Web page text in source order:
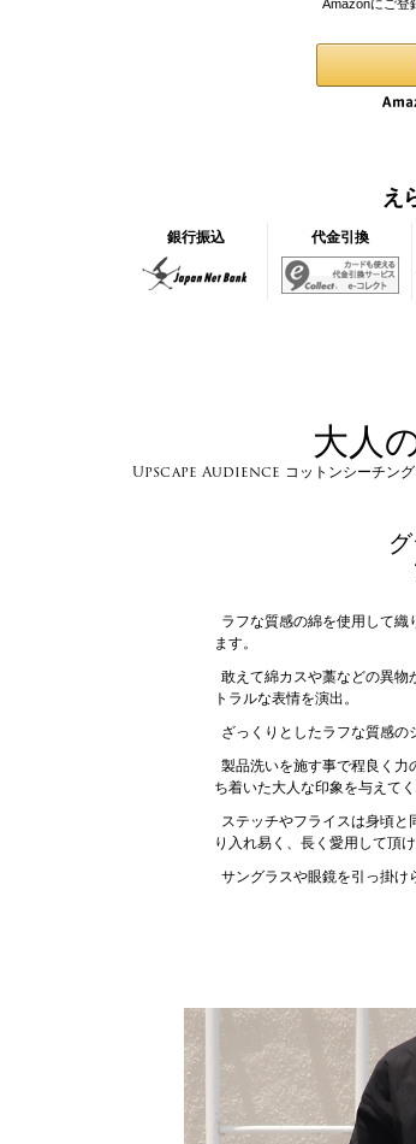
Amazonにご登
え
銀行振込 代金引換
大人
Upscape Audience コットンシーチング
ラフな質感の綿を使用して
ます。
敢えて綿カスや藁などの異物
トラルな表情を演出。
ざっくりとしたラフな質感の
製品洗いを施す事で程良く力
ち着いた大人な印象を与えてく
ステッチやフライスは身頃と
り入れ易く、長く愛用して頂け
サングラスや眼鏡を引っ掛け